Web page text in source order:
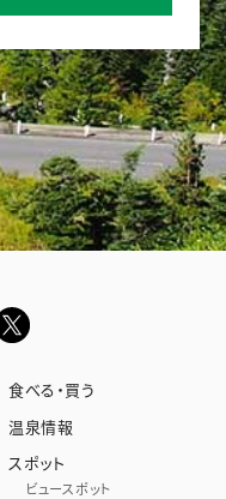
食べる・買う
温泉情報
スポット
ビュースポット